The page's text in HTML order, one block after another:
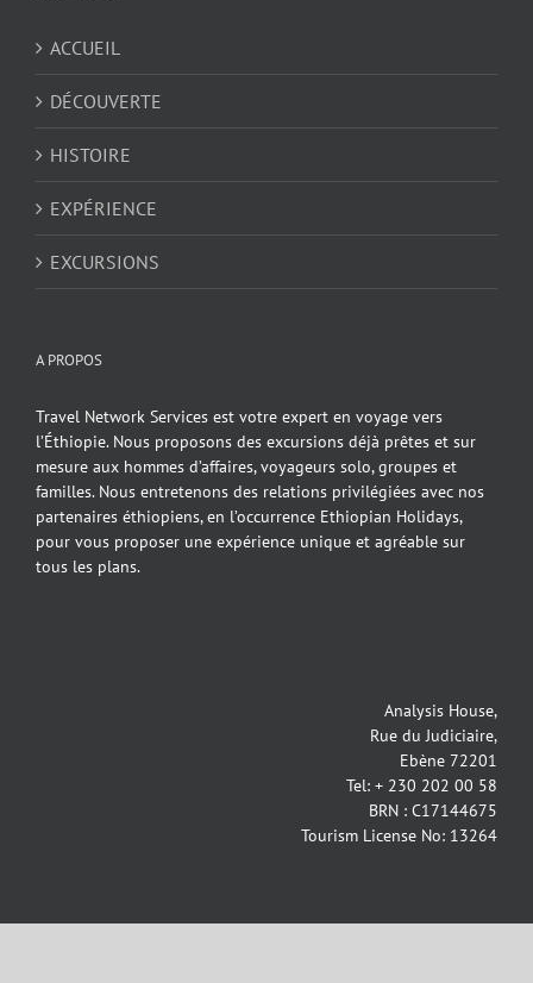
ACCUEIL
DÉCOUVERTE
HISTOIRE
EXPÉRIENCE
EXCURSIONS
A PROPOS
Travel Network Services est votre expert en voyage vers
l’Éthiopie. Nous proposons des excursions déjà prêtes et sur
mesure aux hommes d’affaires, voyageurs solo, groupes et
familles. Nous entretenons des relations privilégiées avec nos
partenaires éthiopiens, en l’occurrence Ethiopian Holidays,
pour vous proposer une expérience unique et agréable sur
tous les plans.
Analysis House,
Rue du Judiciaire,
Ebène 72201
Tel: + 230 202 00 58
BRN : C17144675
Tourism License No: 13264